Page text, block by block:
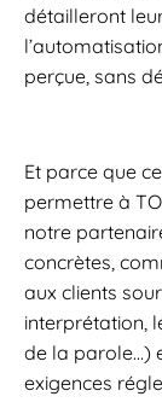
détailleront
perçue, sans
Et parce que
permettre à
notre
concrètes,
aux clients
interprétation,
de la parole…)
exigences